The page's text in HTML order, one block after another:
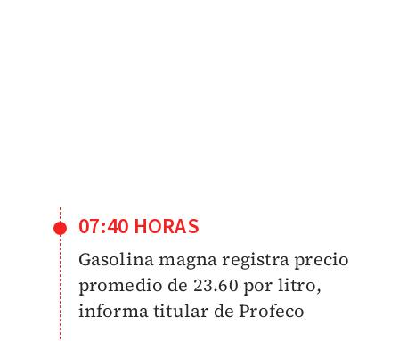
07:40 HORAS
Gasolina magna registra precio
promedio de 23.60 por litro,
informa titular de Profeco